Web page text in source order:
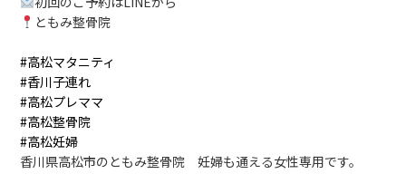
ともみ整骨院
#高松マタニティ
#香川子連れ
#高松プレママ
#高松整骨院
#高松妊婦
香川県高松市のともみ整骨院 妊婦も通える女性専用です。